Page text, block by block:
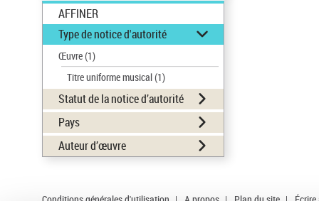
AFFINER
Type de notice d'autorité
Œuvre(1)
Titre uniforme musical(1)
Statut de la notice d’autorité
Pays
Auteur d’œuvre